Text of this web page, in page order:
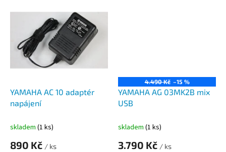
YAMAHA AC 10 adaptér
napájení
skladem (1 ks)
890 Kč / ks
4.490 Kč –15 %
YAMAHA AG 03MK2B mix
USB
skladem (1 ks)
3.790 Kč / ks